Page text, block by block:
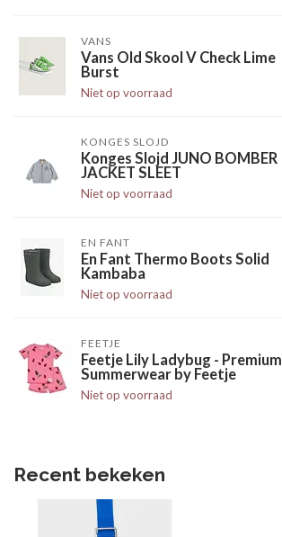
VANS
Vans Old Skool V Check Lime
Burst
Niet op voorraad
KONGES SLOJD
Konges Slojd JUNO BOMBER
JACKET SLEET
Niet op voorraad
EN FANT
En Fant Thermo Boots Solid
Kambaba
Niet op voorraad
FEETJE
Feetje Lily Ladybug - Premium
Summerwear by Feetje
Niet op voorraad
Recent bekeken